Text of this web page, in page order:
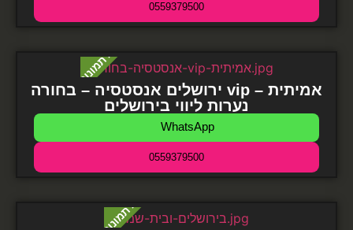
0559379500
ירושלים אנסטסיה – בחורה vip אמיתית –
נערות ליווי בירושלים
WhatsApp
0559379500